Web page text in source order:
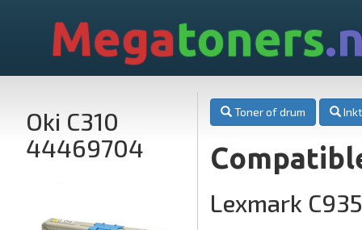
Megatoners
Oki C310
44469704
Toner of drum
Lexmark